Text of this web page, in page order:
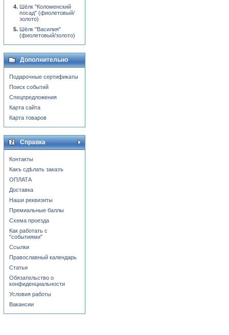
Шёлк "Коломенский
посад" (фиолетовый/
золото)
Шёлк "Василия"
(фиолетовый/золото)
Дополнительно
Подарочные сертификаты
Поиск событий
Спецпредложения
Карта сайта
Карта товаров
Справка
Контакты
Какъ сдѣлать заказъ
ОПЛАТА
Доставка
Наши реквизиты
Премиальные баллы
Схема проезда
Как работать с
"событиями"
Ссылки
Православный календарь
Статьи
Обязательство о
конфиденциальности
Условия работы
Вакансии